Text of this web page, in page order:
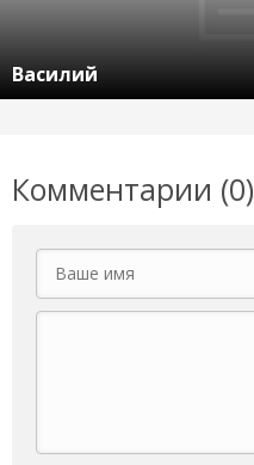
Василий
Комментарии (0)